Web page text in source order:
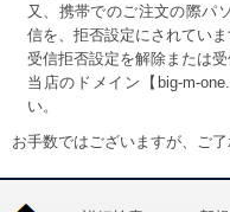
又、携帯でのご注文の際パ
信を、拒否設定にされていま
受信拒否設定を解除または
当店のドメイン【big-m-
い。
お手数ではございますが、ご